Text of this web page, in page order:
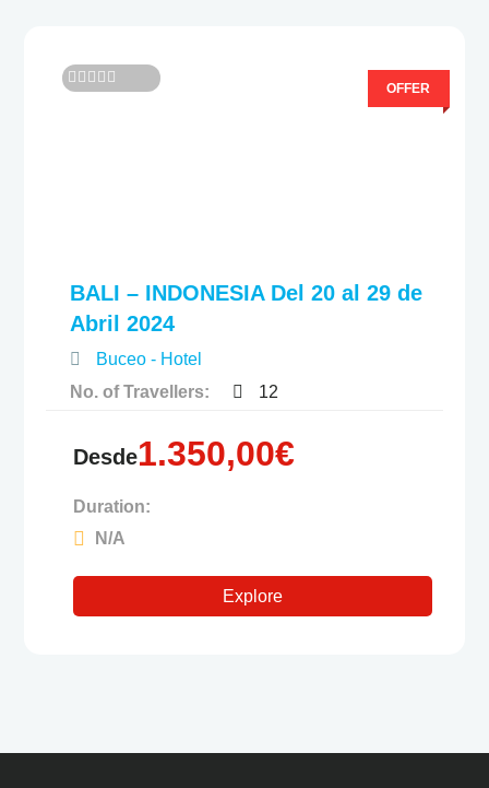
OFFER
BALI – INDONESIA Del 20 al 29 de
Abril 2024
Buceo - Hotel
No. of Travellers:
12
Desde1.350,00€
Duration:
N/A
Explore